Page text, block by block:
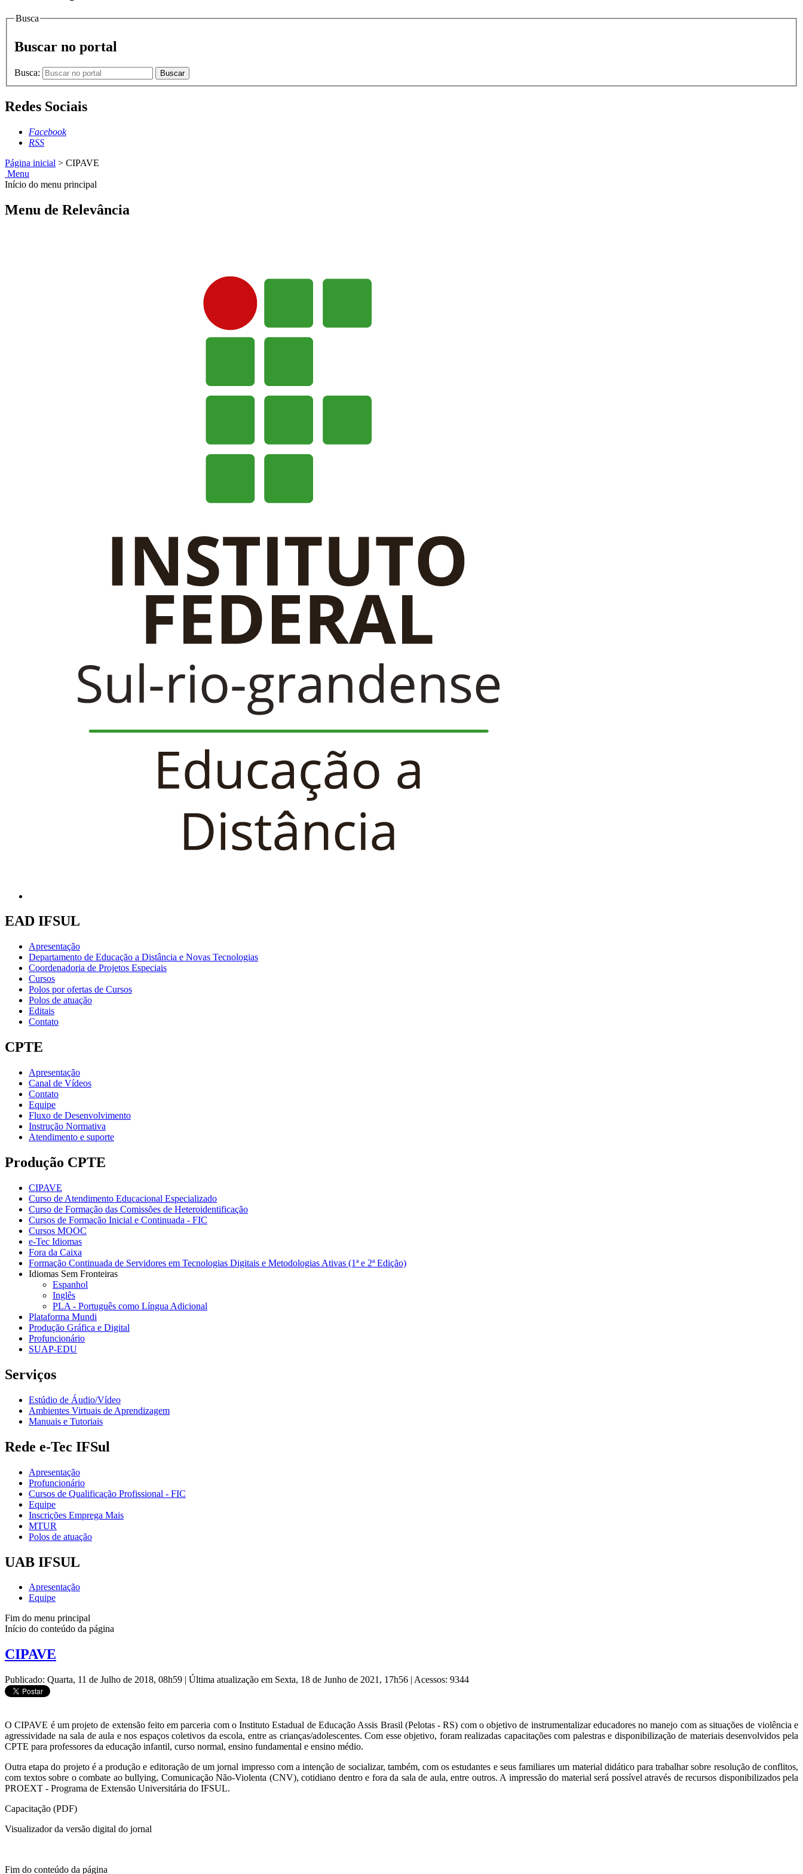
Busca
Buscar no portal
Busca: Buscar
Redes Sociais
Facebook
RSS
Página inicial > CIPAVE
Menu
Início do menu principal
Menu de Relevância
EAD IFSUL
Apresentação
Departamento de Educação a Distância e Novas Tecnologias
Coordenadoria de Projetos Especiais
Cursos
Polos por ofertas de Cursos
Polos de atuação
Editais
Contato
CPTE
Apresentação
Canal de Vídeos
Contato
Equipe
Fluxo de Desenvolvimento
Instrução Normativa
Atendimento e suporte
Produção CPTE
CIPAVE
Curso de Atendimento Educacional Especializado
Curso de Formação das Comissões de Heteroidentificação
Cursos de Formação Inicial e Continuada - FIC
Cursos MOOC
e-Tec Idiomas
Fora da Caixa
Formação Continuada de Servidores em Tecnologias Digitais e Metodologias Ativas (1ª e 2ª Edição)
Idiomas Sem Fronteiras
Espanhol
Inglês
PLA - Português como Língua Adicional
Plataforma Mundi
Produção Gráfica e Digital
Profuncionário
SUAP-EDU
Serviços
Estúdio de Áudio/Vídeo
Ambientes Virtuais de Aprendizagem
Manuais e Tutoriais
Rede e-Tec IFSul
Apresentação
Profuncionário
Cursos de Qualificação Profissional - FIC
Equipe
Inscrições Emprega Mais
MTUR
Polos de atuação
UAB IFSUL
Apresentação
Equipe
Fim do menu principal
Início do conteúdo da página
CIPAVE
Publicado: Quarta, 11 de Julho de 2018, 08h59 | Última atualização em Sexta, 18 de Junho de 2021, 17h56 | Acessos: 9344
O CIPAVE é um projeto de extensão feito em parceria com o Instituto Estadual de Educação Assis Brasil (Pelotas - RS) com o objetivo de instrumentalizar educadores no manejo com as situações de violência e
agressividade na sala de aula e nos espaços coletivos da escola, entre as crianças/adolescentes. Com esse objetivo, foram realizadas capacitações com palestras e disponibilização de materiais desenvolvidos pela
CPTE para professores da educação infantil, curso normal, ensino fundamental e ensino médio.
Outra etapa do projeto é a produção e editoração de um jornal impresso com a intenção de socializar, também, com os estudantes e seus familiares um material didático para trabalhar sobre resolução de conflitos,
com textos sobre o combate ao bullying, Comunicação Não-Violenta (CNV), cotidiano dentro e fora da sala de aula, entre outros. A impressão do material será possível através de recursos disponibilizados pela
PROEXT - Programa de Extensão Universitária do IFSUL.
Capacitação (PDF)
Visualizador da versão digital do jornal
Fim do conteúdo da página